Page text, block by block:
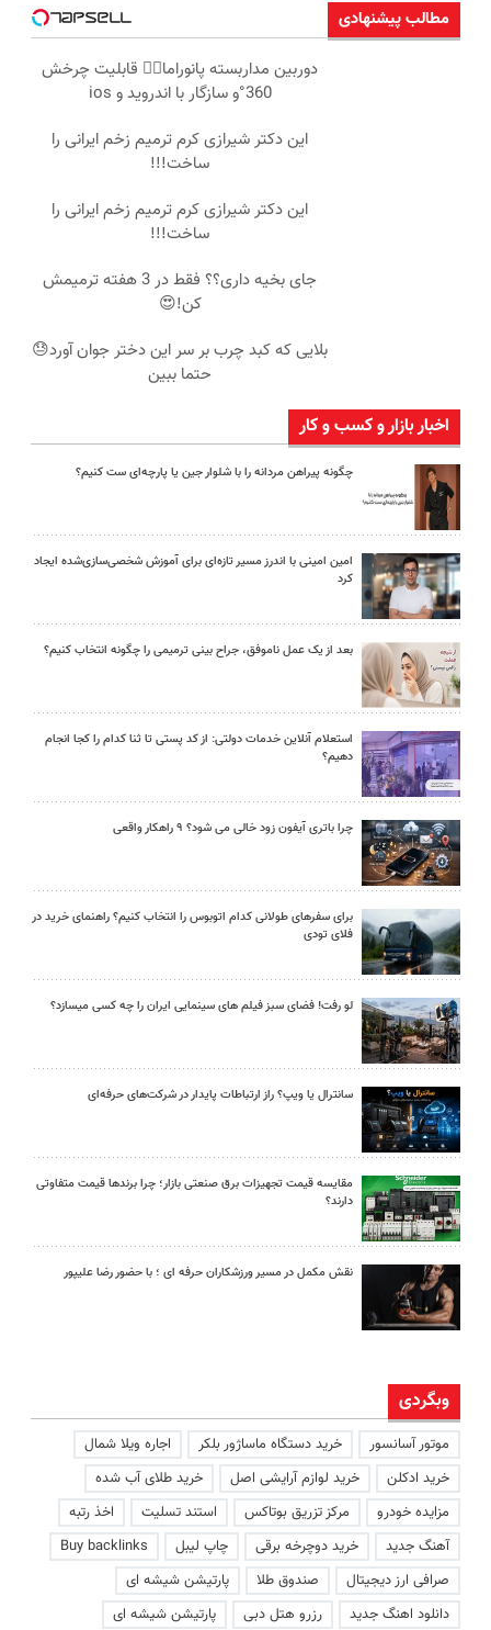
مطالب پیشنهادی
دوربین مداربسته پانوراما👈🏻 قابلیت چرخش
360°و سازگار با اندروید و ios
این دکتر شیرازی کرم ترمیم زخم ایرانی را
ساخت!!!
این دکتر شیرازی کرم ترمیم زخم ایرانی را
ساخت!!!
جای بخیه داری؟؟ فقط در 3 هفته ترمیمش
کن!😍
بلایی که کبد چرب بر سر این دختر جوان آورد😓
حتما ببین
اخبار بازار و کسب و کار
چگونه پیراهن مردانه را با شلوار جین یا پارچه‌ای ست کنیم؟
امین امینی با اندرز مسیر تازه‌ای برای آموزش شخصی‌سازی‌شده ایجاد
کرد
بعد از یک عمل ناموفق، جراح بینی ترمیمی را چگونه انتخاب کنیم؟
استعلام آنلاین خدمات دولتی: از کد پستی تا ثنا کدام را کجا انجام
دهیم؟
چرا باتری آیفون زود خالی می شود؟ ۹ راهکار واقعی
برای سفرهای طولانی کدام اتوبوس را انتخاب کنیم؟ راهنمای خرید در
فلای تودی
لو رفت! فضای سبز فیلم های سینمایی ایران را چه کسی میسازد؟
سانترال یا ویپ؟ راز ارتباطات پایدار در شرکت‌های حرفه‌ای
مقایسه قیمت تجهیزات برق صنعتی بازار؛ چرا برندها قیمت متفاوتی
دارند؟
نقش مکمل در مسیر ورزشکاران حرفه ای ؛ با حضور رضا علیپور
وبگردی
موتور آسانسور خرید دستگاه ماساژور بلکر
اجاره ویلا شمال
خرید ادکلن
خرید لوازم آرایشی اصل
خرید طلای آب شده
مزایده خودرو
مرکز تزریق بوتاکس استند تسلیت
اخذ رتبه
آهنگ جدید
خرید دوچرخه برقی چاپ لیبل
Buy backlinks
صرافی ارز دیجیتال
صندوق طلا
پارتیشن شیشه ای
دانلود اهنگ جدید
رزرو هتل دبی پارتیشن شیشه ای